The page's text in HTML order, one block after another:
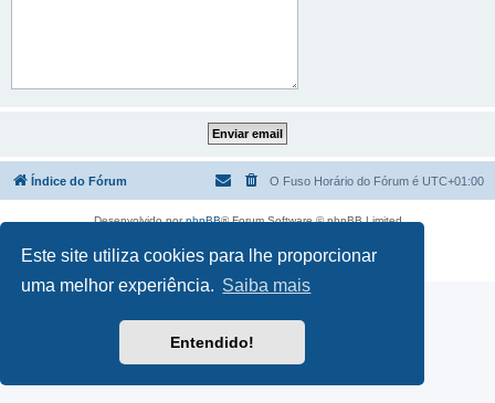
Este site utiliza cookies para lhe proporcionar
uma melhor experiência. Saiba mais
Entendido!
Índice do Fórum O Fuso Horário do Fórum é UTC+01:00
Desenvolvido porphpBB® Forum Software © phpBB Limited
Privacidade|Termos